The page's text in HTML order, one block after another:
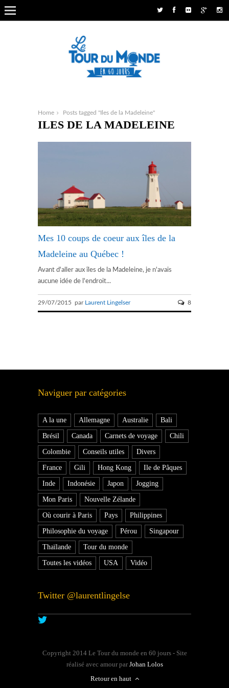
Home Posts tagged "Iles de la Madeleine"
ILES DE LA MADELEINE
Mes 10 coups de coeur aux îles de la
Madeleine au Québec !
Avant d'aller aux îles de la Madeleine, je n'avais
aucune idée de l'endroit...
29/07/2015 par Laurent Lingelser 8
Naviguer par catégories
A la une Allemagne Australie Bali
Brésil Canada Carnets de voyage Chili
Colombie Conseils utiles Divers
France Gili Hong Kong Ile de Pâques
Inde Indonésie Japon Jogging
Mon Paris Nouvelle Zélande
Où courir à Paris Pays Philippines
Philosophie du voyage Pérou Singapour
Thaïlande Tour du monde
Toutes les vidéos USA Vidéo
Twitter @laurentlingelse
Copyright 2014 Le Tour du monde en 60 jours - Site
réalisé avec amour parJohan Lolos
Retour en haut